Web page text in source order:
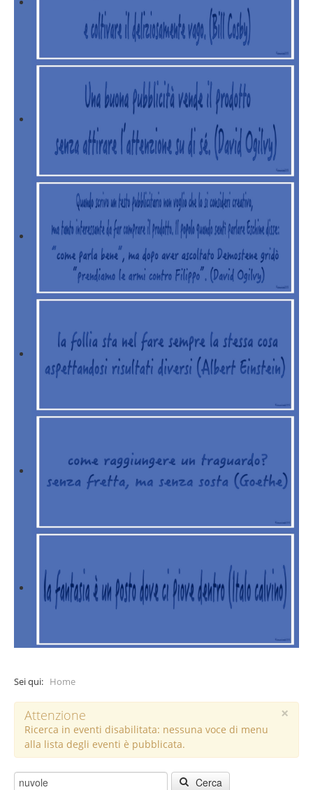
Sei qui: Home
×
Attenzione
Ricerca in eventi disabilitata: nessuna voce di menu
alla lista degli eventi è pubblicata.
Cerca